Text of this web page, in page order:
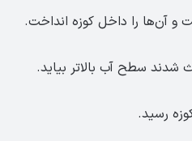
را داخل کوزه انداخت.
سطح آب بالاتر بیاید.
رسید.